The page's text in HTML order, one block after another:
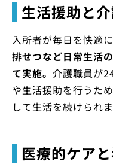
生活援助と
入所者が毎日を快適
排せつなど日常生活
て実施。 介護職員が
や生活援助を行うた
して生活を続けられま
医療的ケア